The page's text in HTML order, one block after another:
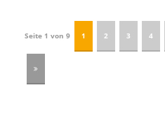
Seite 1 von 9 1 2 3 4